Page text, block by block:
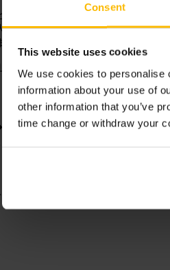
Consent
This website uses cookies
We use cookies to personalise
information about your use of
other information that you’ve
time change or withdraw your
ーを狙ってください。席が少ない
気のサンドとコーヒーを組み合わ
。
ドン W2 3EL、イギリス
ラン